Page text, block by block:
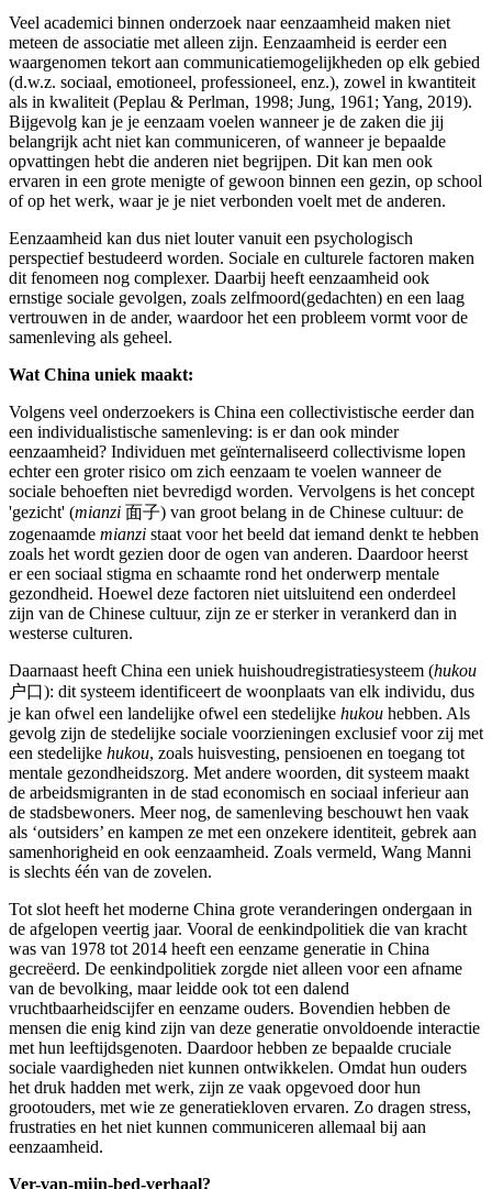
Veel academici binnen onderzoek naar eenzaamheid maken niet
meteen de associatie met alleen zijn. Eenzaamheid is eerder een
waargenomen tekort aan communicatiemogelijkheden op elk gebied
(d.w.z. sociaal, emotioneel, professioneel, enz.), zowel in kwantiteit
als in kwaliteit (Peplau & Perlman, 1998; Jung, 1961; Yang, 2019).
Bijgevolg kan je je eenzaam voelen wanneer je de zaken die jij
belangrijk acht niet kan communiceren, of wanneer je bepaalde
opvattingen hebt die anderen niet begrijpen. Dit kan men ook
ervaren in een grote menigte of gewoon binnen een gezin, op school
of op het werk, waar je je niet verbonden voelt met de anderen.
Eenzaamheid kan dus niet louter vanuit een psychologisch
perspectief bestudeerd worden. Sociale en culturele factoren maken
dit fenomeen nog complexer. Daarbij heeft eenzaamheid ook
ernstige sociale gevolgen, zoals zelfmoord(gedachten) en een laag
vertrouwen in de ander, waardoor het een probleem vormt voor de
samenleving als geheel.
Wat China uniek maakt:
Volgens veel onderzoekers is China een collectivistische eerder dan
een individualistische samenleving: is er dan ook minder
eenzaamheid? Individuen met geïnternaliseerd collectivisme lopen
echter een groter risico om zich eenzaam te voelen wanneer de
sociale behoeften niet bevredigd worden. Vervolgens is het concept
'gezicht' (mianzi 面子) van groot belang in de Chinese cultuur: de
zogenaamde mianzi staat voor het beeld dat iemand denkt te hebben
zoals het wordt gezien door de ogen van anderen. Daardoor heerst
er een sociaal stigma en schaamte rond het onderwerp mentale
gezondheid. Hoewel deze factoren niet uitsluitend een onderdeel
zijn van de Chinese cultuur, zijn ze er sterker in verankerd dan in
westerse culturen.
Daarnaast heeft China een uniek huishoudregistratiesysteem (hukou
户口): dit systeem identificeert de woonplaats van elk individu, dus
je kan ofwel een landelijke ofwel een stedelijke hukou hebben. Als
gevolg zijn de stedelijke sociale voorzieningen exclusief voor zij met
een stedelijke hukou, zoals huisvesting, pensioenen en toegang tot
mentale gezondheidszorg. Met andere woorden, dit systeem maakt
de arbeidsmigranten in de stad economisch en sociaal inferieur aan
de stadsbewoners. Meer nog, de samenleving beschouwt hen vaak
als ‘outsiders’ en kampen ze met een onzekere identiteit, gebrek aan
samenhorigheid en ook eenzaamheid. Zoals vermeld, Wang Manni
is slechts één van de zovelen.
Tot slot heeft het moderne China grote veranderingen ondergaan in
de afgelopen veertig jaar. Vooral de eenkindpolitiek die van kracht
was van 1978 tot 2014 heeft een eenzame generatie in China
gecreëerd. De eenkindpolitiek zorgde niet alleen voor een afname
van de bevolking, maar leidde ook tot een dalend
vruchtbaarheidscijfer en eenzame ouders. Bovendien hebben de
mensen die enig kind zijn van deze generatie onvoldoende interactie
met hun leeftijdsgenoten. Daardoor hebben ze bepaalde cruciale
sociale vaardigheden niet kunnen ontwikkelen. Omdat hun ouders
het druk hadden met werk, zijn ze vaak opgevoed door hun
grootouders, met wie ze generatiekloven ervaren. Zo dragen stress,
frustraties en het niet kunnen communiceren allemaal bij aan
eenzaamheid.
Ver-van-mijn-bed-verhaal?